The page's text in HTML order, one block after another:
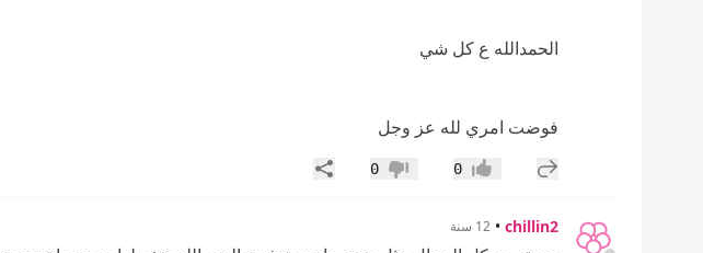
الحمدالله ع كل شي
فوضت امري لله عز وجل
إضافة رد جديد
إعجاب0 عدم إعجاب
0 مشاركة
chillin2
• 12 سنة